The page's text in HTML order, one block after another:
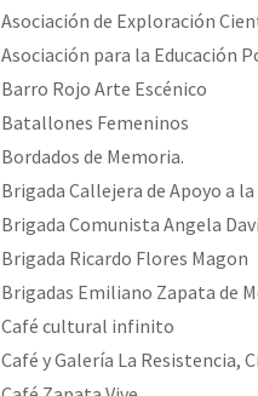
Asociación de Exploración
Asociación para la Educación
Barro Rojo Arte Escénico
Batallones Femeninos
Bordados de Memoria.
Brigada Callejera de Apoyo a
Brigada Comunista Angela
Brigada Ricardo Flores Magon
Brigadas Emiliano Zapata de
Café cultural infinito
Café y Galería La Resistencia,